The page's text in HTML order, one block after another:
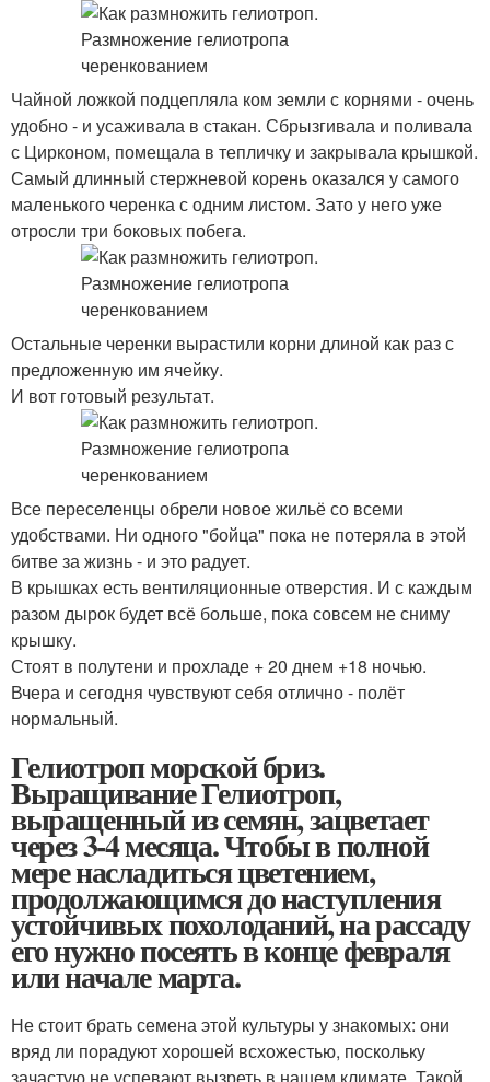
Чайной ложкой подцепляла ком земли с корнями - очень
удобно - и усаживала в стакан. Сбрызгивала и поливала
с Цирконом, помещала в тепличку и закрывала крышкой.
Самый длинный стержневой корень оказался у самого
маленького черенка с одним листом. Зато у него уже
отросли три боковых побега.
Остальные черенки вырастили корни длиной как раз с
предложенную им ячейку.
И вот готовый результат.
Все переселенцы обрели новое жильё со всеми
удобствами. Ни одного "бойца" пока не потеряла в этой
битве за жизнь - и это радует.
В крышках есть вентиляционные отверстия. И с каждым
разом дырок будет всё больше, пока совсем не сниму
крышку.
Стоят в полутени и прохладе + 20 днем +18 ночью.
Вчера и сегодня чувствуют себя отлично - полёт
нормальный.
Гелиотроп морской бриз.
Выращивание Гелиотроп,
выращенный из семян, зацветает
через 3-4 месяца. Чтобы в полной
мере насладиться цветением,
продолжающимся до наступления
устойчивых похолоданий, на рассаду
его нужно посеять в конце февраля
или начале марта.
Не стоит брать семена этой культуры у знакомых: они
вряд ли порадуют хорошей всхожестью, поскольку